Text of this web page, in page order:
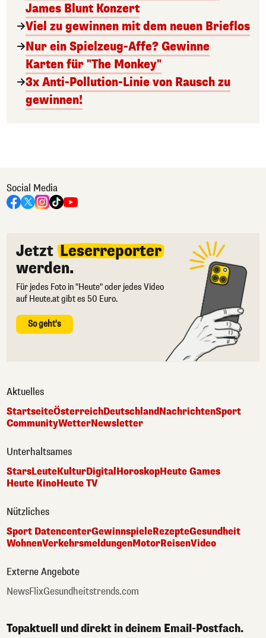
James Blunt Konzert
Viel zu gewinnen mit dem neuen Brieflos
Nur ein Spielzeug-Affe? Gewinne
Karten für "The Monkey"
3x Anti-Pollution-Linie von Rausch zu
gewinnen!
Social Media
Jetzt Leserreporter
werden.
Für jedes Foto in "Heute" oder jedes Video
auf Heute.at gibt es 50 Euro.
So geht's
Aktuelles
StartseiteÖsterreichDeutschlandNachrichtenSport
CommunityWetterNewsletter
Unterhaltsames
StarsLeuteKulturDigital HoroskopHeute Games
Heute KinoHeute TV
Nützliches
Sport DatencenterGewinnspieleRezepteGesundheit
WohnenVerkehrsmeldungenMotorReisenVideo
Externe Angebote
NewsFlixGesundheitstrends.com
Topaktuell und direkt in deinem Email-Postfach.